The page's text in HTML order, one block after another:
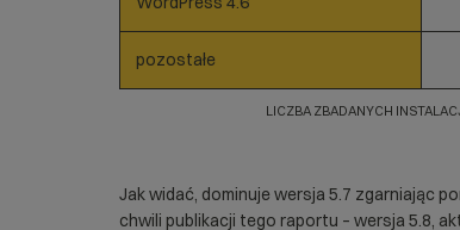
pozostałe
LICZBA ZBADANYCH
Jak widać, dominuje wersja 5.7 zgarniając
chwili publikacji tego raportu – wersja 5.8,